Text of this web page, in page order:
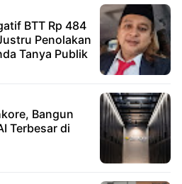
BTT Rp 484
Penolakan
Tanya Publik
Bangun
Terbesar di